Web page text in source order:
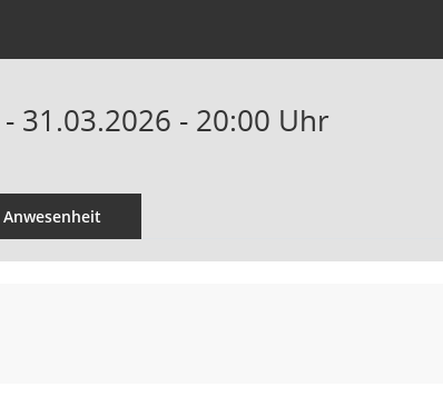
31.03.2026 - 20:00 Uhr
Anwesenheit